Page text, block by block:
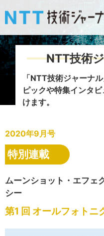
イベン
サ
NTT技術
「NTT技術ジャーナ
ピックや特集インタ
けます。
2020年9月号
特別連載
ムーンショット・エフェ
シー
第1 回 オールフォトニ